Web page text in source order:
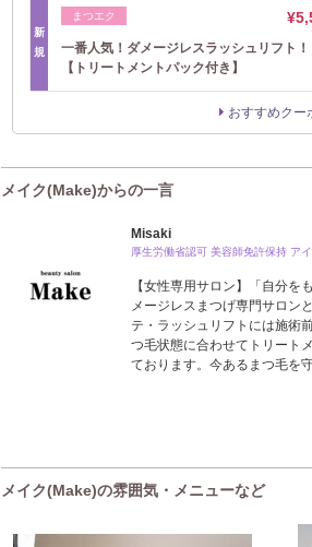
新
規
まつエク
一番人気！ダメージレスラッシュリフト！
【トリートメントパック付き】
おすすめクー
メイク(Make)からの一言
Misaki
厚生労働省認可 美容師免許保持 ア
【女性専用サロン】「自分
メージレスまつげ専門サロン
テ・ラッシュリフトには施術
つ毛状態に合わせてトリート
ております。今あるまつ毛を
メイク(Make)の雰囲気・メニューなど